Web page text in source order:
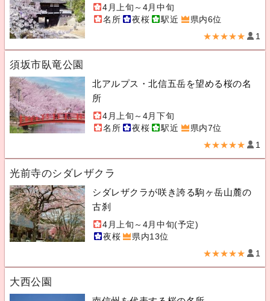
4月上旬～4月中旬
名所
夜桜 駅近 県内6位
★★★★★ 1
須坂市臥竜公園
北アルプス・北信五岳を望める桜の名
所
4月上旬～4月下旬
名所
夜桜 駅近 県内7位
★★★★★ 1
光前寺のシダレザクラ
シダレザクラが咲き誇る駒ヶ岳山麓の
古刹
4月上旬～4月中旬(予定)
夜桜
県内13位
★★★★★ 1
大西公園